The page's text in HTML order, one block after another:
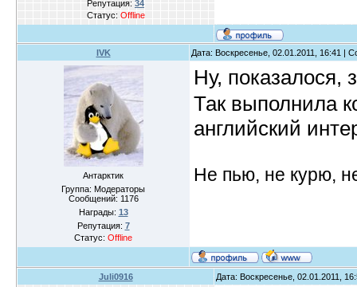
Репутация: 34
Статус: Offline
IVK Дата: Воскресенье, 02.01.2011, 16:41 |
Антарктик
Группа: Модераторы
Сообщений: 1176
Награды: 13
Репутация: 7
Статус: Offline
Ну, показалося,
Так выполнила
английский
Не пью, не курю,
Juli0916 Дата: Воскресенье, 02.01.2011,